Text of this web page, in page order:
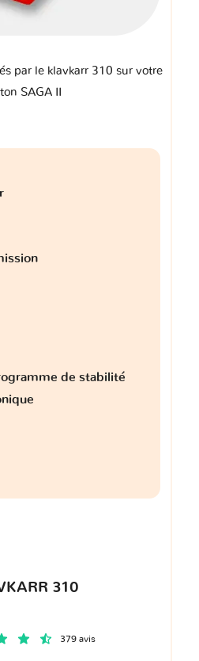
par le klavkarr 310 sur votre
SAGA II
de stabilité
310
379 avis